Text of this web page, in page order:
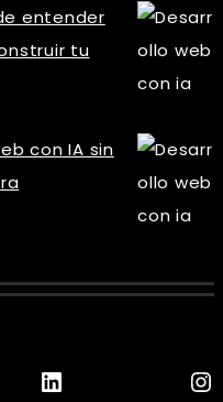
entender
tu
con IA sin
LinkedIn